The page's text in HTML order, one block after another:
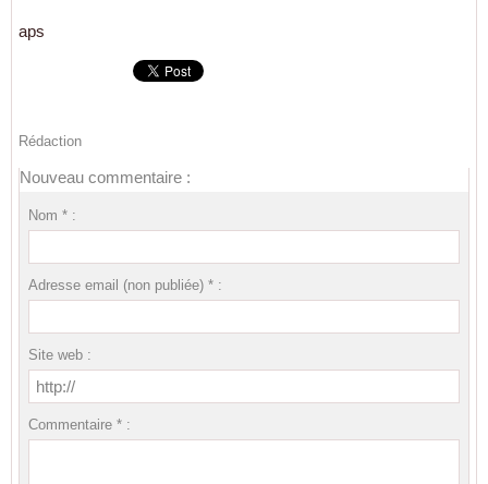
aps
Rédaction
Nouveau commentaire :
Nom * :
Adresse email (non publiée) * :
Site web :
Commentaire * :